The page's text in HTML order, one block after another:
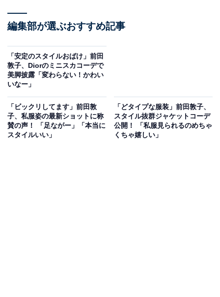
編集部が選ぶおすすめ記事
「安定のスタイルおばけ」前田
敦子、Diorのミニスカコーデで
美脚披露「変わらない！かわい
いなー」
「ビックリしてます」前田敦
子、私服姿の最新ショットに称
賛の声！ 「足ながー」「本当に
スタイルいい」
「どタイプな服装」前田敦子、
スタイル抜群ジャケットコーデ
公開！ 「私服見られるのめちゃ
くちゃ嬉しい」